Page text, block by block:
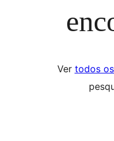
Ver todos